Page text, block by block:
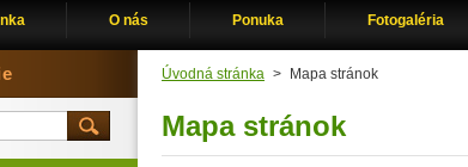
O nás Ponuka Fotogaléria
Úvodná stránka > Mapa stránok
Mapa stránok